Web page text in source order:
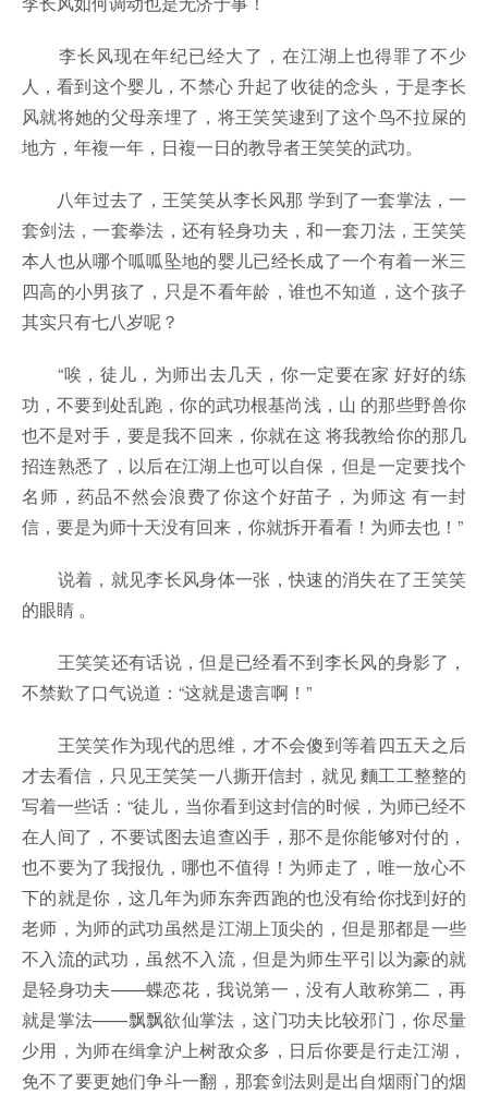
李长风现在年纪已经大了，在江湖上也得罪了不少
人，看到这个婴儿，不禁心 升起了收徒的念头，于是李长
风就将她的父母亲埋了，将王笑笑逮到了这个鸟不拉屎的
地方，年複一年，日複一日的教导者王笑笑的武功。
八年过去了，王笑笑从李长风那 学到了一套掌法，一
套剑法，一套拳法，还有轻身功夫，和一套刀法，王笑笑
本人也从哪个呱呱坠地的婴儿已经长成了一个有着一米三
四高的小男孩了，只是不看年龄，谁也不知道，这个孩子
其实只有七八岁呢？
“唉，徒儿，为师出去几天，你一定要在家 好好的练
功，不要到处乱跑，你的武功根基尚浅，山 的那些野兽你
也不是对手，要是我不回来，你就在这 将我教给你的那几
招连熟悉了，以后在江湖上也可以自保，但是一定要找个
名师，药品不然会浪费了你这个好苗子，为师这 有一封
信，要是为师十天没有回来，你就拆开看看！为师去也！”
说着，就见李长风身体一张，快速的消失在了王笑笑
的眼睛 。
王笑笑还有话说，但是已经看不到李长风的身影了，
不禁歎了口气说道：“这就是遗言啊！”
王笑笑作为现代的思维，才不会傻到等着四五天之后
才去看信，只见王笑笑一八撕开信封，就见 麵工工整整的
写着一些话：“徒儿，当你看到这封信的时候，为师已经不
在人间了，不要试图去追查凶手，那不是你能够对付的，
也不要为了我报仇，哪也不值得！为师走了，唯一放心不
下的就是你，这几年为师东奔西跑的也没有给你找到好的
老师，为师的武功虽然是江湖上顶尖的，但是那都是一些
不入流的武功，虽然不入流，但是为师生平引以为豪的就
是轻身功夫——蝶恋花，我说第一，没有人敢称第二，再
就是掌法——飘飘欲仙掌法，这门功夫比较邪门，你尽量
少用，为师在缉拿沪上树敌众多，日后你要是行走江湖，
免不了要更她们争斗一翻，那套剑法则是出自烟雨门的烟